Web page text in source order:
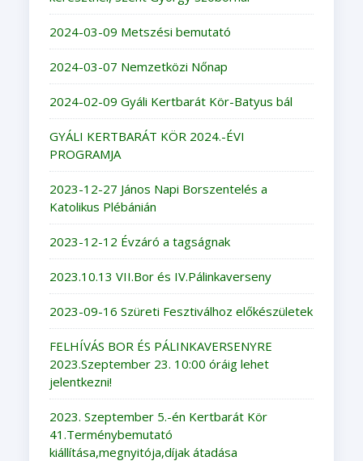
2024-03-09 Metszési bemutató
2024-03-07 Nemzetközi Nőnap
2024-02-09 Gyáli Kertbarát Kör-Batyus bál
GYÁLI KERTBARÁT KÖR 2024.-ÉVI
PROGRAMJA
2023-12-27 János Napi Borszentelés a
Katolikus Plébánián
2023-12-12 Évzáró a tagságnak
2023.10.13 VII.Bor és IV.Pálinkaverseny
2023-09-16 Szüreti Fesztiválhoz előkészületek
FELHÍVÁS BOR ÉS PÁLINKAVERSENYRE
2023.Szeptember 23. 10:00 óráig lehet
jelentkezni!
2023. Szeptember 5.-én Kertbarát Kör
41.Terménybemutató
kiállítása,megnyitója,díjak átadása